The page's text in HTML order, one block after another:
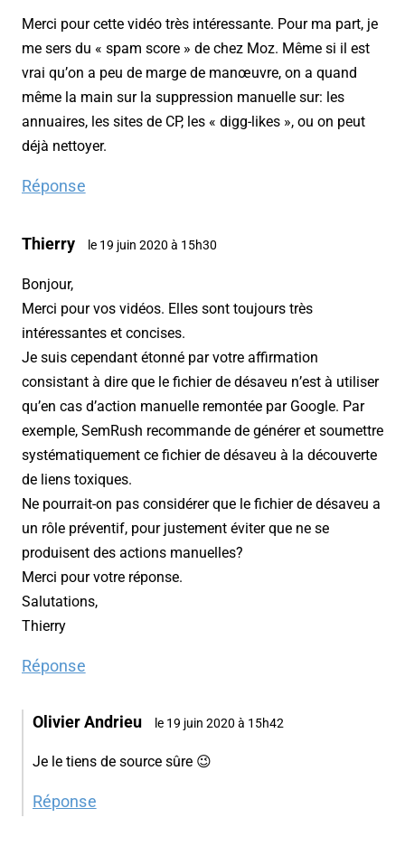
Merci pour cette vidéo très intéressante. Pour ma part, je
me sers du « spam score » de chez Moz. Même si il est
vrai qu’on a peu de marge de manœuvre, on a quand
même la main sur la suppression manuelle sur: les
annuaires, les sites de CP, les « digg-likes », ou on peut
déjà nettoyer.
Réponse
Thierry le 19 juin 2020 à 15h30
Bonjour,
Merci pour vos vidéos. Elles sont toujours très
intéressantes et concises.
Je suis cependant étonné par votre affirmation
consistant à dire que le fichier de désaveu n’est à utiliser
qu’en cas d’action manuelle remontée par Google. Par
exemple, SemRush recommande de générer et soumettre
systématiquement ce fichier de désaveu à la découverte
de liens toxiques.
Ne pourrait-on pas considérer que le fichier de désaveu a
un rôle préventif, pour justement éviter que ne se
produisent des actions manuelles?
Merci pour votre réponse.
Salutations,
Thierry
Réponse
Olivier Andrieu le 19 juin 2020 à 15h42
Je le tiens de source sûre 😉
Réponse